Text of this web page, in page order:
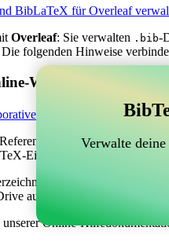
BibLaTeX für Overleaf
Overleaf: Sie verwalten .bib-
folgenden Hinweise
Werkzeug zur
Online-Werkzeug zur
Zitate und das
Einträge in Ihrem Overleaf-
und Zitate in
aus!
Online-
Verwalte